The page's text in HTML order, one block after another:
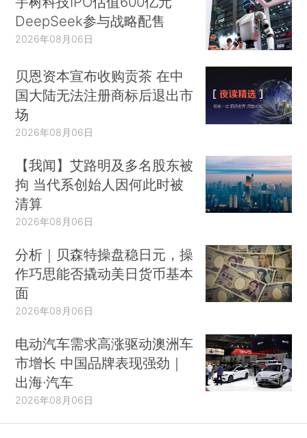
DeepSeek参与战略配售
2026年08月06日
贝恩资本宣布收购贡茶 在中
国大陆无法注册商标后退出市
场
2026年08月06日
【我闻】艾路明及多名股东被
拘 当代系创始人因何此时被
清算
2026年08月06日
分析｜贝森特操盘稳日元，操
作巧思能否撬动美日货币基本
面
2026年08月06日
电动汽车需求高涨驱动澳洲车
市增长 中国品牌表现强劲｜
出海·汽车
2026年08月06日